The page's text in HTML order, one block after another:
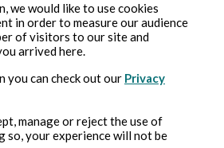
we would like to use cookies
in order to measure our audience
of visitors to our site and
arrived here.
you can check out our Privacy
manage or reject the use of
so, your experience will not be